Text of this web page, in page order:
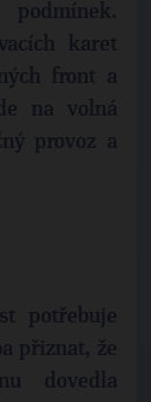
karet
front a
na volná
provoz a
potřebuje
přiznat, že
dovedla